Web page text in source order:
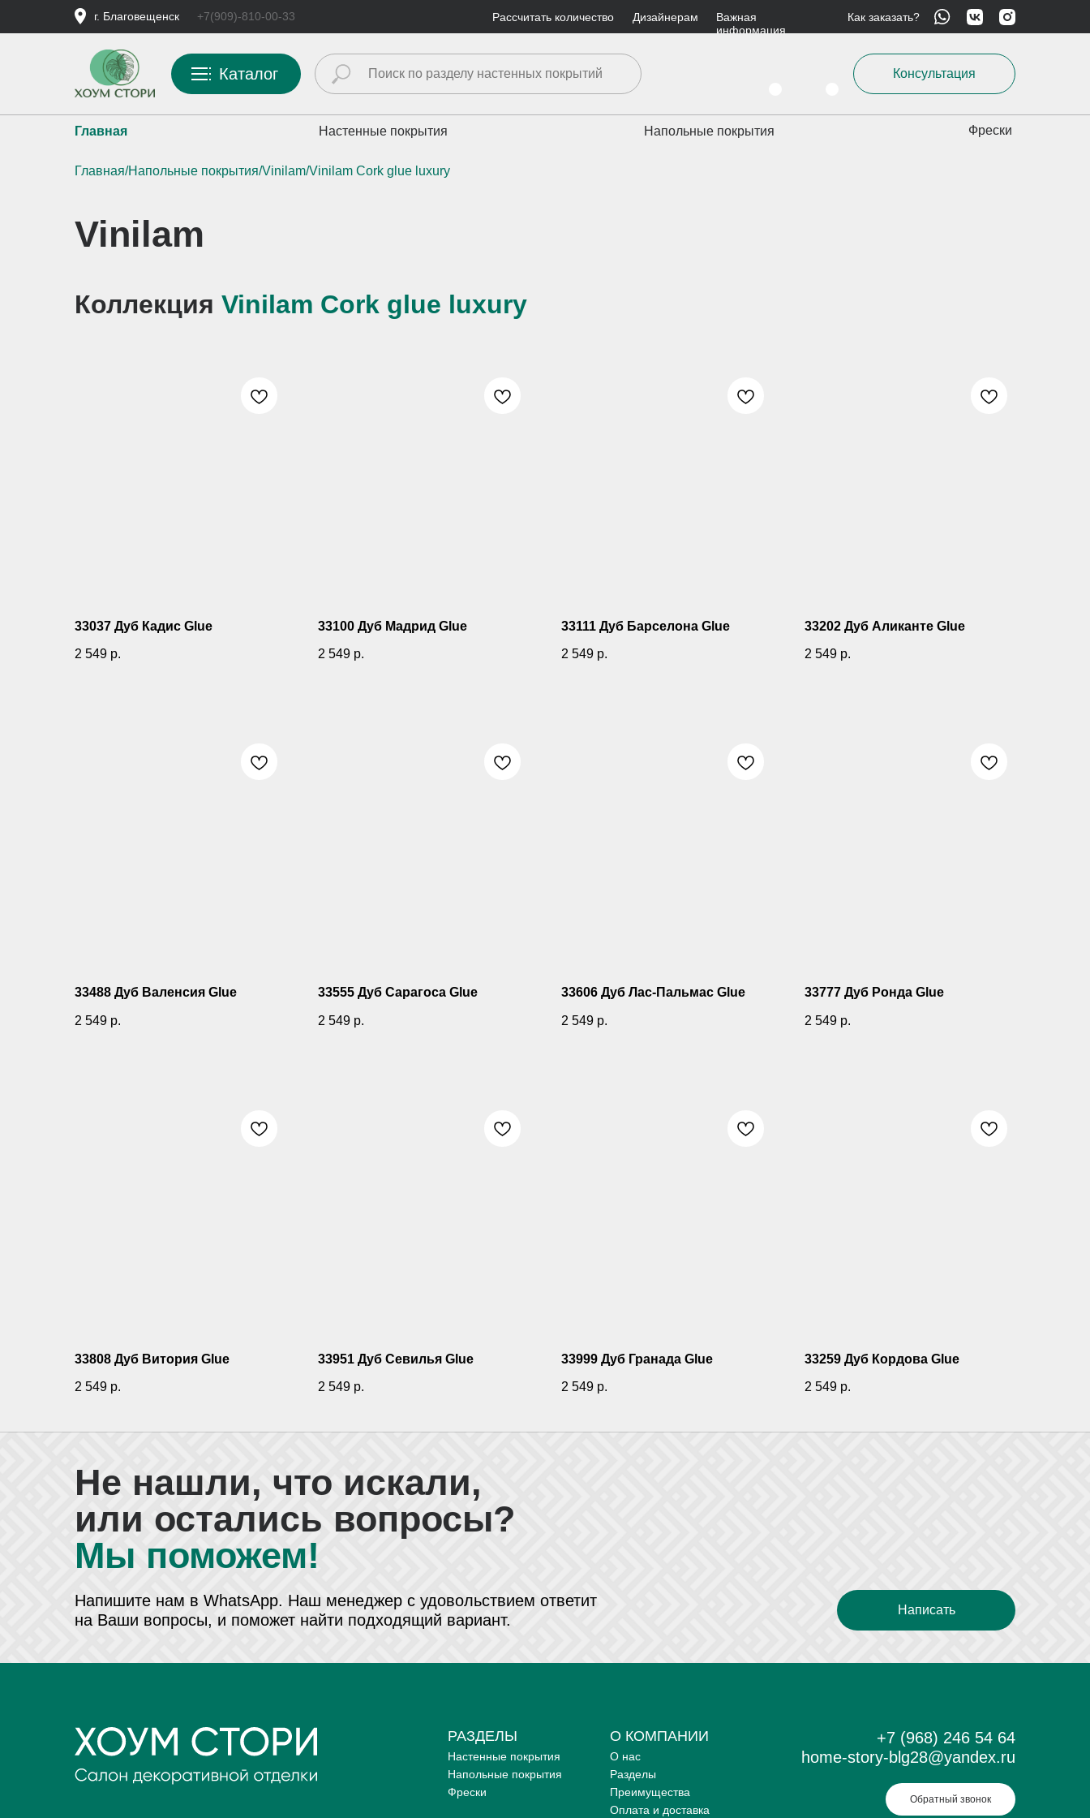
г. Благовещенск Как заказать?
+7(909)-810-00-33
Важная
информация
Дизайнерам
Рассчитать количество
Консультация
Каталог
Главная Настенные покрытия Напольные покрытия Фрески
Главная/Напольные покрытия/Vinilam/Vinilam Cork glue luxury
Vinilam
Коллекция Vinilam Cork glue luxury
33037 Дуб Кадис Glue
2 549 р.
33100 Дуб Мадрид Glue
2 549 р.
33111 Дуб Барселона Glue
2 549 р.
33202 Дуб Аликанте Glue
2 549 р.
33488 Дуб Валенсия Glue
2 549 р.
33555 Дуб Сарагоса Glue
2 549 р.
33606 Дуб Лас-Пальмас Glue
2 549 р.
33777 Дуб Ронда Glue
2 549 р.
33808 Дуб Витория Glue
2 549 р.
33951 Дуб Севилья Glue
2 549 р.
33999 Дуб Гранада Glue
2 549 р.
33259 Дуб Кордова Glue
2 549 р.
Не нашли, что искали,
или остались вопросы?
Мы поможем!
Напишите нам в WhatsApp. Наш менеджер с удовольствием ответит
на Ваши вопросы, и поможет найти подходящий вариант.
Написать
РАЗДЕЛЫ
Настенные покрытия
Напольные покрытия
Фрески
О КОМПАНИИ
О нас
Разделы
Преимущества
Оплата и доставка
+7 (968) 246 54 64
home-story-blg28@yandex.ru
Обратный звонок